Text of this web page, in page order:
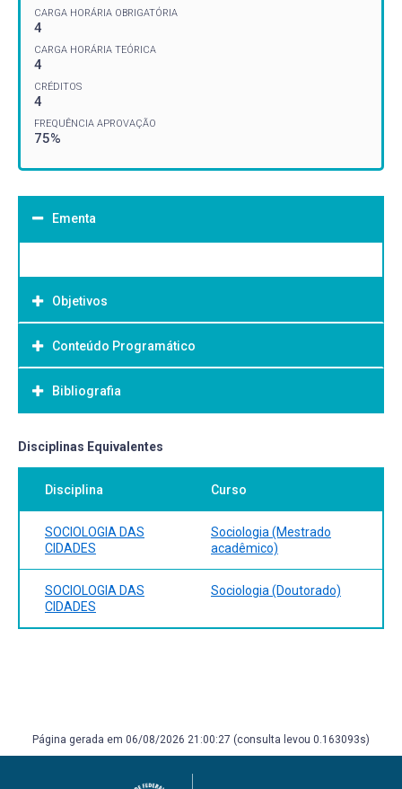
CARGA HORÁRIA OBRIGATÓRIA
4
CARGA HORÁRIA TEÓRICA
4
CRÉDITOS
4
FREQUÊNCIA APROVAÇÃO
75%
Ementa
Objetivos
Objetivo Geral:
Conteúdo Programático
Bibliografia
Bibliografia Básica:
Disciplinas Equivalentes
Disciplina Curso
SOCIOLOGIA DAS
CIDADES
Sociologia (Mestrado
acadêmico)
SOCIOLOGIA DAS
CIDADES
Sociologia (Doutorado)
Página gerada em 06/08/2026 21:00:27 (consulta levou 0.163093s)